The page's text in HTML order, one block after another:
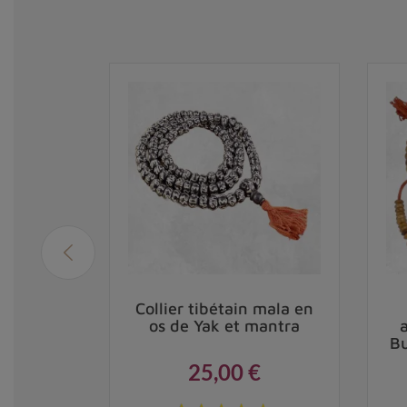
Collier tibétain mala en
os de Yak et mantra
Prix
25,00 €